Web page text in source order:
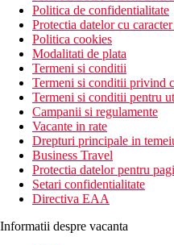
Politica de confidentialitate
Protectia datelor cu
Politica cookies
Modalitati de plata
Termeni si conditii
Termeni si conditii privind
Termeni si conditii pentru
Campanii si regulamente
Vacante in rate
Drepturi principale in
Business Travel
Protectia datelor pentru
Setari confidentialitate
Directiva EAA
Informatii despre vacanta